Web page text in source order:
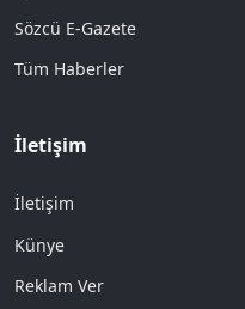
Sözcü E-Gazete
Tüm Haberler
İletişim
İletişim
Künye
Reklam Ver